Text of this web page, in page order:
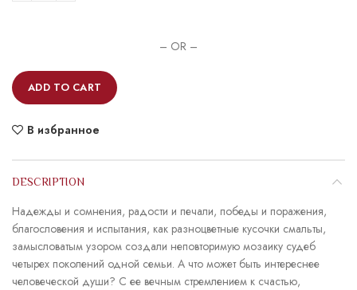
– OR –
ADD TO CART
В избранное
DESCRIPTION
Надежды и сомнения, радости и печали, победы и поражения,
благословения и испытания, как разноцветные кусочки смальты,
замысловатым узором создали неповторимую мозаику судеб
четырех поколений одной семьи. А что может быть интереснее
человеческой души? С ее вечным стремлением к счастью,